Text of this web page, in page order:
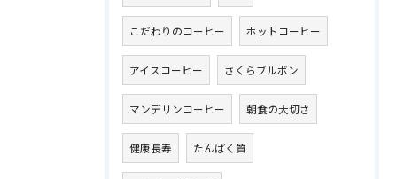
こだわりのコーヒー ホットコーヒー
アイスコーヒー さくらブルボン
マンデリンコーヒー 朝食の大切さ
健康長寿 たんぱく質